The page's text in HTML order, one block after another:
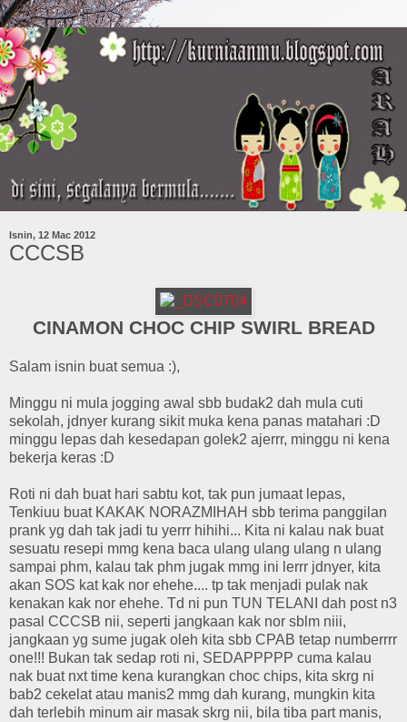
Isnin, 12 Mac 2012
CCCSB
CINAMON CHOC CHIP SWIRL BREAD
Salam isnin buat semua :),
Minggu ni mula jogging awal sbb budak2 dah mula cuti
sekolah, jdnyer kurang sikit muka kena panas matahari :D
minggu lepas dah kesedapan golek2 ajerrr, minggu ni kena
bekerja keras :D
Roti ni dah buat hari sabtu kot, tak pun jumaat lepas,
Tenkiuu buat KAKAK NORAZMIHAH sbb terima panggilan
prank yg dah tak jadi tu yerrr hihihi... Kita ni kalau nak buat
sesuatu resepi mmg kena baca ulang ulang ulang n ulang
sampai phm, kalau tak phm jugak mmg ini lerrr jdnyer, kita
akan SOS kat kak nor ehehe.... tp tak menjadi pulak nak
kenakan kak nor ehehe. Td ni pun TUN TELANI dah post n3
pasal CCCSB nii, seperti jangkaan kak nor sblm niii,
jangkaan yg sume jugak oleh kita sbb CPAB tetap numberrrr
one!!! Bukan tak sedap roti ni, SEDAPPPPP cuma kalau
nak buat nxt time kena kurangkan choc chips, kita skrg ni
bab2 cekelat atau manis2 mmg dah kurang, mungkin kita
dah terlebih minum air masak skrg nii, bila tiba part manis,